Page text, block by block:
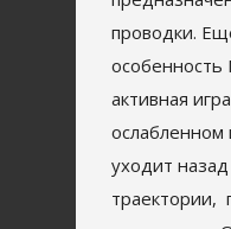
проводки.
особенность
активная
ослабленном
уходит
траектории,